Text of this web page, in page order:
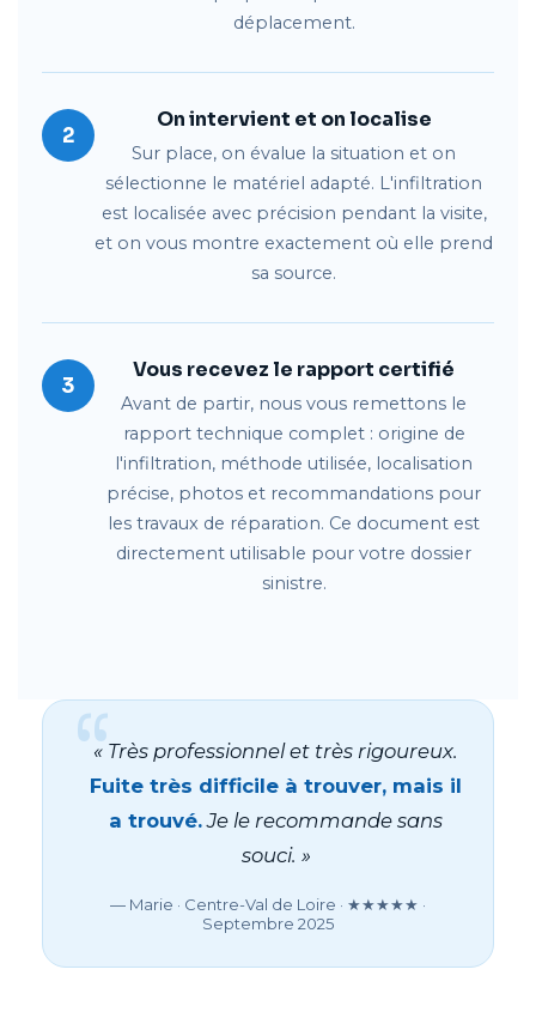
déplacement.
2
On intervient et on localise
Sur place, on évalue la situation et on
sélectionne le matériel adapté. L'infiltration
est localisée avec précision pendant la visite,
et on vous montre exactement où elle prend
sa source.
3
Vous recevez le rapport certifié
Avant de partir, nous vous remettons le
rapport technique complet : origine de
l'infiltration, méthode utilisée, localisation
précise, photos et recommandations pour
les travaux de réparation. Ce document est
directement utilisable pour votre dossier
sinistre.
« Très professionnel et très rigoureux.
Fuite très difficile à trouver, mais il
a trouvé.Je le recommande sans
souci. »
— Marie · Centre-Val de Loire · ★★★★★ ·
Septembre 2025